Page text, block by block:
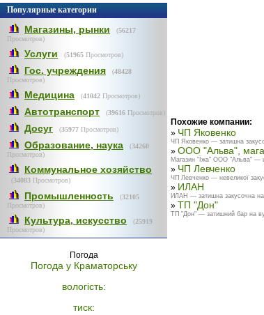
Популярные категории
Магазины, рынки (56217
Просмотров)
Услуги (51965 Просмотров)
Гос. учреждения (48428
Просмотров)
Медицина (41042 Просмотров)
Автотранспорт (39616 Просмотров)
Досуг (35977 Просмотров)
Образование, наука (34260
Просмотров)
Коммунальное хозяйство
(34083 Просмотров)
Промышленность (32105
Просмотров)
Культура, искусство (25919
Просмотров)
Погода
Погода у Краматорську
вологість:
тиск:
Похожие компании:
» ЧП Яковенко
ЧП Яковенко — затишна
» ООО "Альва",
Магазин "Їжа" ООО "Альва" —
» ЧП Левченко
ЧП Левченко — невеликої
» ИЛАН
ИЛАН — затишна закусочна на
» ТП "Дон"
ТП "Дон" — затишний бар на